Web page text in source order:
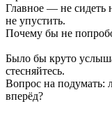
Главное — не сидеть
не упустить.
Почему бы не
Было бы круто
стесняйтесь.
Вопрос на подумать:
вперёд?